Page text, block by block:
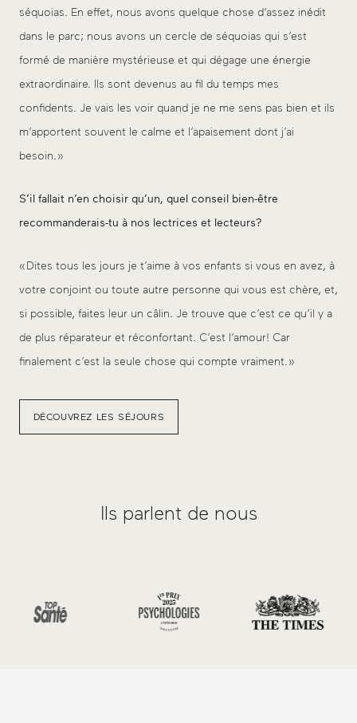
séquoias. En effet, nous avons quelque chose d’assez inédit
dans le parc; nous avons un cercle de séquoias qui s’est
formé de manière mystérieuse et qui dégage une énergie
extraordinaire. Ils sont devenus au fil du temps mes
confidents. Je vais les voir quand je ne me sens pas bien et ils
m’apportent souvent le calme et l’apaisement dont j’ai
besoin. »
S’il fallait n’en choisir qu’un, quel conseil bien-être
recommanderais-tu à nos lectrices et lecteurs?
« Dites tous les jours je t’aime à vos enfants si vous en avez, à
votre conjoint ou toute autre personne qui vous est chère, et,
si possible, faites leur un câlin. Je trouve que c’est ce qu’il y a
de plus réparateur et réconfortant. C’est l’amour! Car
finalement c’est la seule chose qui compte vraiment. »
DÉCOUVREZ LES SÉJOURS
Ils parlent de nous